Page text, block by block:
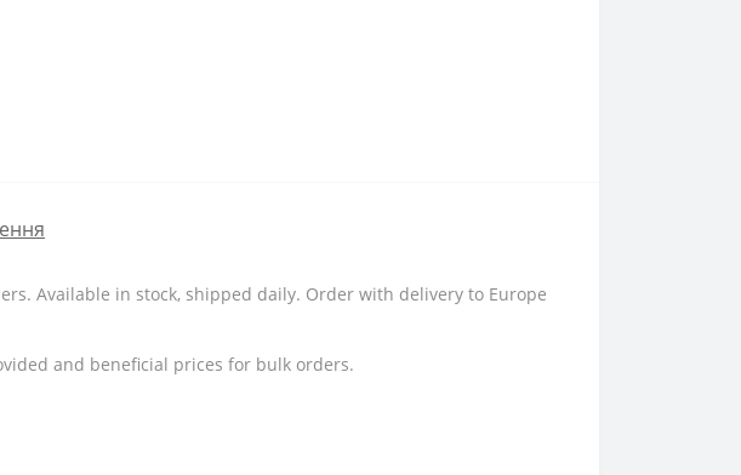
Available in stock, shipped daily. Order with delivery to Europe
and beneficial prices for bulk orders.